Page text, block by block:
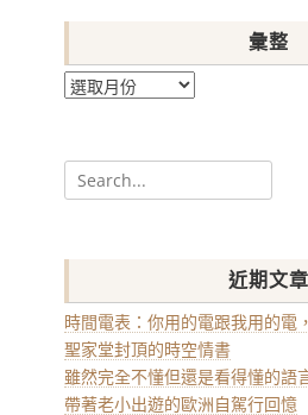
彙整
彙
Search
for:
近期文章
時間電表：你用的電跟我用的電
聖家堂封頂的時空情書
雖然完全不懂但還是看得懂的語
帶著老小出遊的歐洲自駕行回憶